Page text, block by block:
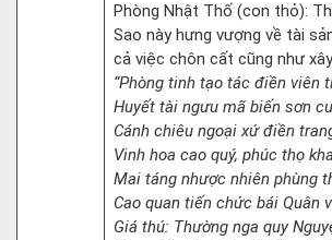
Phòng Nhật Thố (con thỏ):
Sao này hưng vượng về tài
cả việc chôn cất cũng như
“Phòng tinh tạo tác điền viên
Huyết tài ngưu mã biến sơn
Cánh chiêu ngoại xứ điền
Vinh hoa cao quý, phúc thọ
Mai táng nhược nhiên phùng
Cao quan tiến chức bái Quân
Giá thú: Thường nga quy